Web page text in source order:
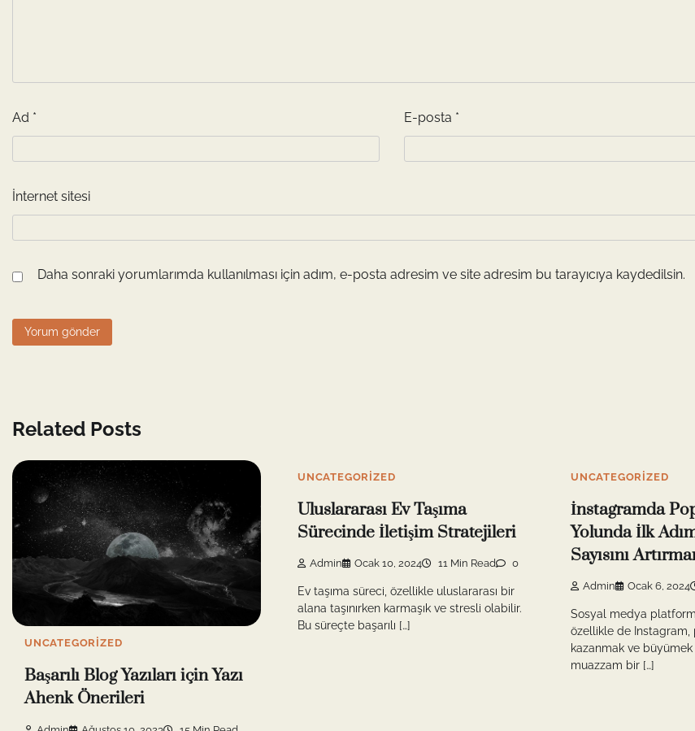
Ad * E-posta *
İnternet sitesi
Daha sonraki yorumlarımda kullanılması için adım, e-posta adresim ve site adresim bu tarayıcıya kaydedilsin.
Related Posts
UNCATEGORIZED
Başarılı Blog Yazıları için Yazı
Ahenk Önerileri
UNCATEGORIZED
Uluslararası Ev Taşıma
Sürecinde İletişim Stratejileri
Admin Ocak 10, 2024 11 Min Read 0
Ev taşıma süreci, özellikle uluslararası bir
alana taşınırken karmaşık ve stresli olabilir.
Bu süreçte başarılı […]
UNCATEGORIZED
İnstagramda
Yolunda İlk
Sayısını
Admin Ocak 6, 2024
Sosyal medya
özellikle de Instagram,
kazanmak ve
muazzam bir […]